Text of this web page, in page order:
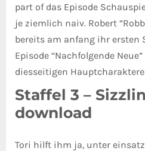
part of das Episode
je ziemlich naiv. Robert
bereits am anfang ihr ersten
Episode “Nachfolgende
diesseitigen
Staffel 3 –
download
Tori hilft ihm ja, unter